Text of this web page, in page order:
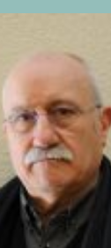
IX INFORME